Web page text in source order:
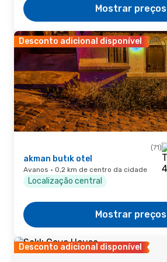
Mostrar preços
Desconto adicional disponível
(71)
akman butık otel
Avanos · 0,2 km de centro da cidade
Localização central
Mostrar preços
Desconto adicional disponível